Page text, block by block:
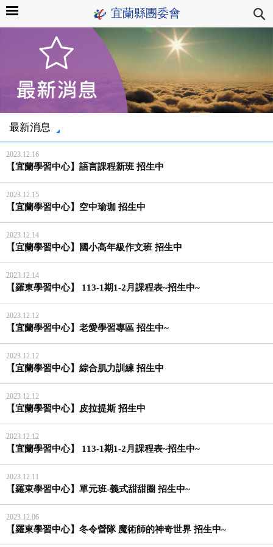
宜蘭縣團委會
最新消息
2023.12.16
【宜蘭學習中心】語言課程新班 招生中
2023.12.15
【宜蘭學習中心】空中瑜珈 招生中
2023.12.14
【宜蘭學習中心】國小高年級作文班 招生中
2023.12.14
【羅東學習中心】 113-1期1-2月課程表~招生中~
2023.12.12
【宜蘭學習中心】老愛學習專區 招生中~
2023.12.12
【宜蘭學習中心】綜合肌力訓練 招生中
2023.12.12
【宜蘭學習中心】皮拉提斯 招生中
2023.12.12
【宜蘭學習中心】 113-1期1-2月課程表~招生中~
2023.12.11
【羅東學習中心】單元班-義式甜甜圈 招生中~
2023.12.06
【羅東學習中心】冬令營隊 魔術師的神奇世界 招生中~